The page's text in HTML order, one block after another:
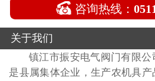
 咨询热线：
关于我们
镇江市振安电气阀门有限
是县属集体企业，生产农机具